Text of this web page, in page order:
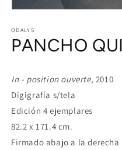
1
in
modal
ODALYS
PANCHO
In - position ouverte, 2010
Digigrafía s/tela
Edición 4 ejemplares
82.2 x 171.4 cm.
Firmado abajo a la derecha